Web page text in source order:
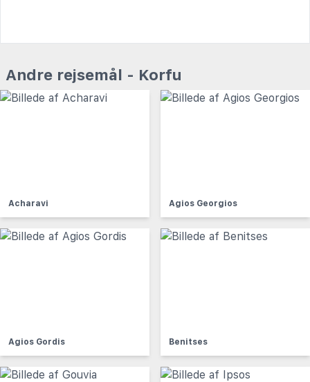
Andre rejsemål - Korfu
Acharavi Agios Georgios
Agios Gordis Benitses